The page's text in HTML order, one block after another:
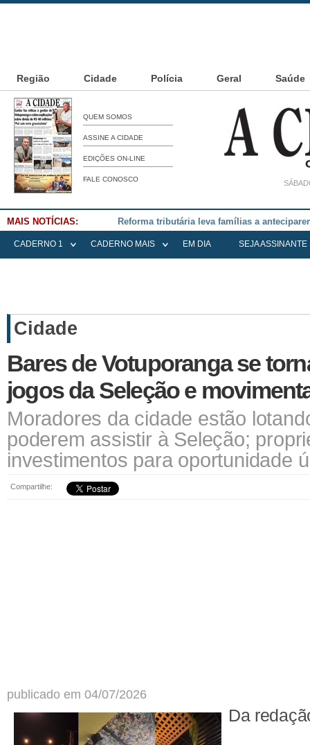
Região Cidade Polícia Geral Saúde
QUEM SOMOS
ASSINE A CIDADE
EDIÇÕES ON-LINE
FALE CONOSCO
MAIS NOTÍCIAS: Falece Elena Menoia Cesarin
CADERNO 1 CADERNO MAIS EM DIA SEJA ASSINANTE
Cidade
Bares de Votuporanga se
jogos da Seleção e
Moradores da cidade estão
poderem assistir à Seleção;
investimentos para oportunidade
Compartilhe:
publicado em 04/07/2026
Da